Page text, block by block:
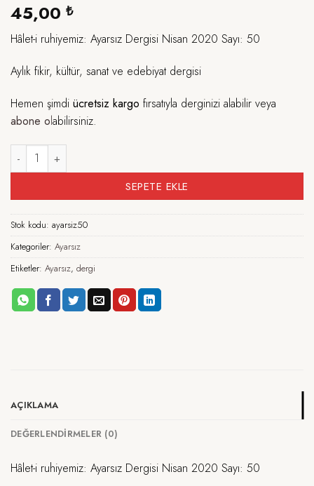
45,00 ₺
Hâlet-i ruhiyemiz: Ayarsız Dergisi Nisan 2020 Sayı: 50
Aylık fikir, kültür, sanat ve edebiyat dergisi
Hemen şimdi ücretsiz kargo fırsatıyla derginizi alabilir veya
abone olabilirsiniz.
Ayarsız - Nisan 2020 Sayı: 50 adet
SEPETE EKLE
Stok kodu: ayarsiz50
Kategoriler: Ayarsız
Etiketler: Ayarsız, dergi
AÇIKLAMA
DEĞERLENDIRMELER (0)
Hâlet-i ruhiyemiz: Ayarsız Dergisi Nisan 2020 Sayı: 50